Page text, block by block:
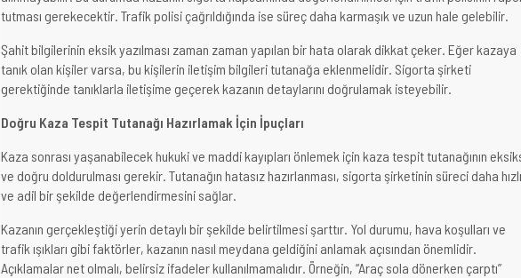
tutması gerekecektir. Trafik polisi çağrıldığında ise süreç daha karmaşık ve uzun hale gelebilir.
Şahit bilgilerinin eksik yazılması zaman zaman yapılan bir hata olarak dikkat çeker. Eğer kazaya
tanık olan kişiler varsa, bu kişilerin iletişim bilgileri tutanağa eklenmelidir. Sigorta şirketi
gerektiğinde tanıklarla iletişime geçerek kazanın detaylarını doğrulamak isteyebilir.
Doğru Kaza Tespit Tutanağı Hazırlamak İçin İpuçları
Kaza sonrası yaşanabilecek hukuki ve maddi kayıpları önlemek için kaza tespit tutanağının
ve doğru doldurulması gerekir. Tutanağın hatasız hazırlanması, sigorta şirketinin süreci daha hızlı
ve adil bir şekilde değerlendirmesini sağlar.
Kazanın gerçekleştiği yerin detaylı bir şekilde belirtilmesi şarttır. Yol durumu, hava koşulları ve
trafik ışıkları gibi faktörler, kazanın nasıl meydana geldiğini anlamak açısından önemlidir.
Açıklamalar net olmalı, belirsiz ifadeler kullanılmamalıdır. Örneğin, “Araç sola dönerken çarptı”